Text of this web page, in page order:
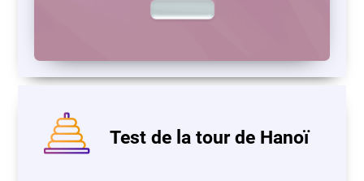
Test de la tour de Hanoï